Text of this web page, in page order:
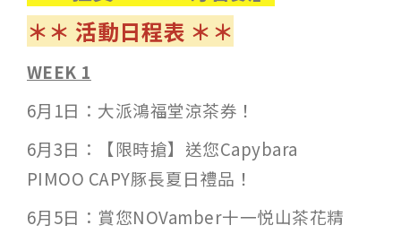
＊＊ 活動日程表 ＊＊
WEEK 1
6月1日：大派鴻福堂涼茶券！
6月3日：【限時搶】送您Capybara
PIMOO CAPY豚長夏日禮品！
6月5日：賞您NOVamber十一悦山茶花精